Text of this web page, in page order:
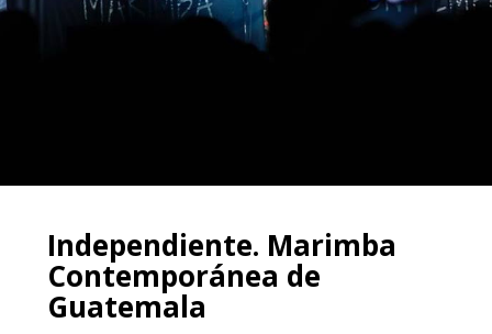
Independiente. Marimba
Contemporánea de
Guatemala